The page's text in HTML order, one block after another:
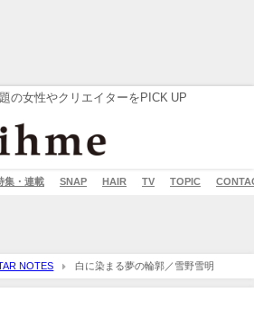
の女性やクリエイターをPICK UP
集・連載 SNAP HAIR TV TOPIC
NOTES 白に染まる夢の輪郭／雪野雪明